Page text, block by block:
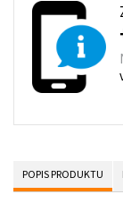
POPIS PRODUKTU